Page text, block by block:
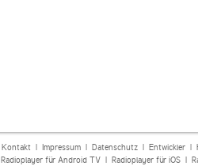
Kontakt| Impressum| Datenschutz| Entwickler|
Radioplayer für Android TV| Radioplayer für iOS|